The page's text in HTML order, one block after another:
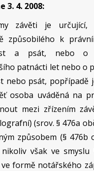
3. 4. 2008:
závěti je
způsobilého k
a psát, nebo o
patnácti let nebo o
nebo psát, popřípadě
osoba uváděná na
mezi zřízením
(srov. § 476a
způsobem (§ 476b
však ve smyslu
formě notářského